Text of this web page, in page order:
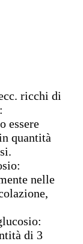
ricchi di
essere
quantità
nelle
di 3